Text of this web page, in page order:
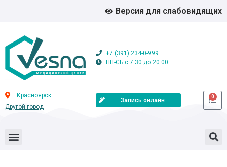
Версия для слабовидящих
+7 (391) 234-0-999
ПН-СБ с 7:30 до 20:00
Красноярск
Другой город
Запись онлайн
0